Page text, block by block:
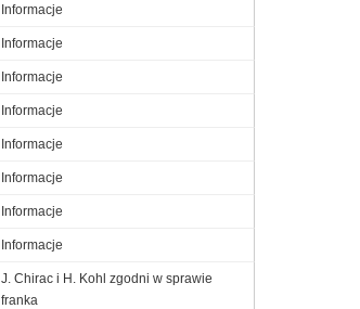
Informacje
Informacje
Informacje
Informacje
Informacje
Informacje
Informacje
Informacje
J. Chirac i H. Kohl zgodni w sprawie
franka